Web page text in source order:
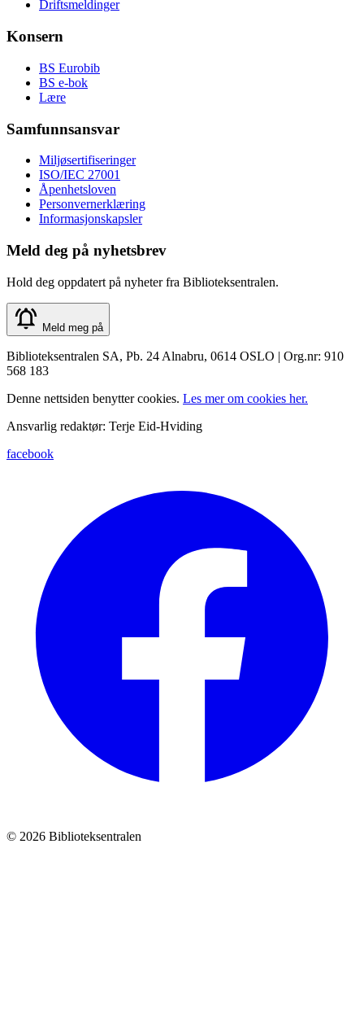
Driftsmeldinger
Konsern
BS Eurobib
BS e-bok
Lære
Samfunnsansvar
Miljøsertifiseringer
ISO/IEC 27001
Åpenhetsloven
Personvernerklæring
Informasjonskapsler
Meld deg på nyhetsbrev
Hold deg oppdatert på nyheter fra Biblioteksentralen.
Meld meg på
Biblioteksentralen SA, Pb. 24 Alnabru, 0614 OSLO | Org.nr: 910
568 183
Denne nettsiden benytter cookies. Les mer om cookies her.
Ansvarlig redaktør: Terje Eid-Hviding
facebook
© 2026 Biblioteksentralen